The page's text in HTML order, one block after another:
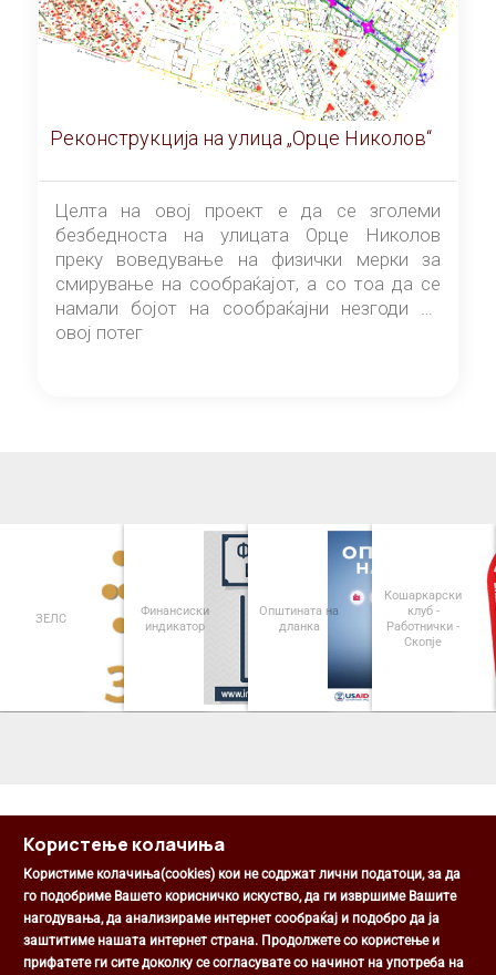
Реконструкција на улица „Орце Николов“
Целта на овој проект е да се зголеми
безбедноста на улицата Орце Николов
преку воведување на физички мерки за
смирување на сообраќајот, а со тоа да се
намали бојот на сообраќајни незгоди на
овој потег
ЗЕЛС
Финансиски
индикатор
Општината на
дланка
Кошаркарски
клуб -
Работнички -
Скопје
Општина Центар
Михаил Цоков бр. 1, Скопје
Користење колачиња
Користиме колачиња(cookies) кои не содржат лични податоци, за да
го подобриме Вашето корисничко искуство, да ги извршиме Вашите
нагодувања, да анализираме интернет сообраќај и подобро да ја
заштитиме нашата интернет страна. Продолжете со користење и
прифатете ги сите доколку се согласувате со начинот на употреба на